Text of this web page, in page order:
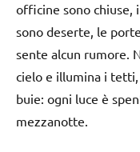
officine sono chiuse,
sono deserte, le
sente alcun rumore.
cielo e illumina i
buie: ogni luce è
mezzanotte.